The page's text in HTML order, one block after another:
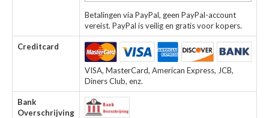
Betalingen via PayPal, geen PayPal-account
vereist. PayPal is veilig en gratis voor kopers.
Creditcard
VISA, MasterCard, American Express, JCB,
Diners Club, enz.
Bank
Overschrijving